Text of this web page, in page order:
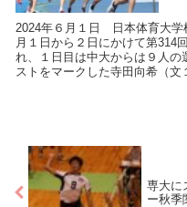
2024年６月１日 日本体育大学
月１日から２日にかけて第314
れ、１日目は中大からは９人の
ストをマークした寺田向希（文
専大に
ー秋季